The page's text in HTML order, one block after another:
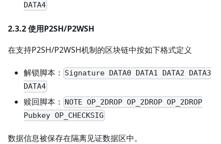
DATA4
2.3.2 使用P2SH/P2WSH
在支持P2SH/P2WSH机制的区块链中按如下格式定义
解锁脚本：
Signature DATA0 DATA1 DATA2 DATA3
DATA4
赎回脚本：
NOTE OP_2DROP OP_2DROP OP_2DROP
Pubkey OP_CHECKSIG
数据信息被保存在隔离见证数据区中。